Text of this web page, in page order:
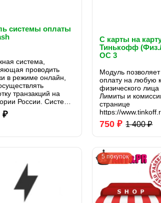
системы оплаты
система,
проводить
в режиме онлайн,
транзакций на
России. Система
удовлетворяет
потребности
₽
С карты на
Тинькофф
OC 3
Модуль
оплату на любую
физического
Лимиты и
странице
https://
750 ₽ 1 400 ₽
5 покупок